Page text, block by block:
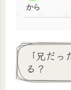
から
「兄だ
る？